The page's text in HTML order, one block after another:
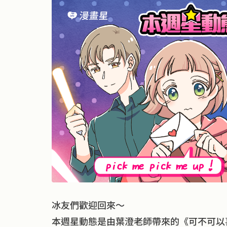
冰友們歡迎回來～
本週星動態是由葉澄老師帶來的《可不可